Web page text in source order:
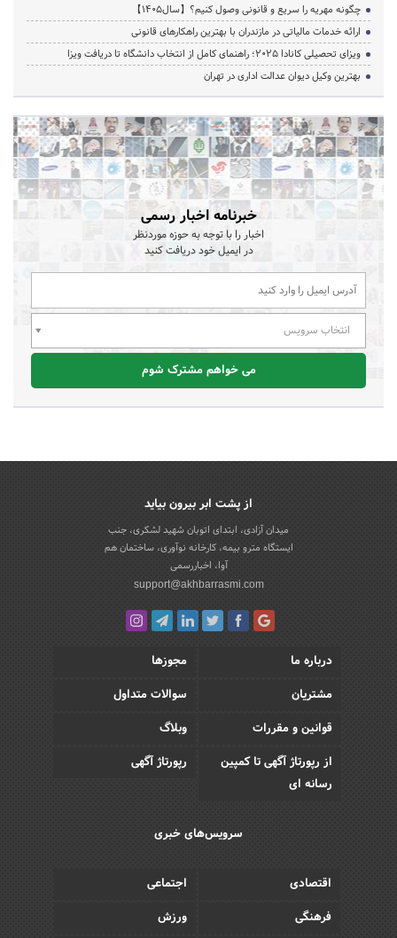
چگونه مهریه را سریع و قانونی وصول کنیم؟【سال1405】
ارائه خدمات مالیاتی در مازندران با بهترین راهکارهای قانونی
ویزای تحصیلی کانادا ۲۰۲۵؛ راهنمای کامل از انتخاب دانشگاه تا دریافت ویزا
بهترین وکیل دیوان عدالت اداری در تهران
خبرنامه اخبار رسمی
اخبار را با توجه به حوزه موردنظر
در ایمیل خود دریافت کنید
انتخاب سرویس
می خواهم مشترک شوم
از پشت ابر بیرون بیاید
میدان آزادی، ابتدای اتوبان شهید لشکری، جنب
ایستگاه مترو بیمه، کارخانه نوآوری، ساختمان هم
آوا، اخباررسمی
support@akhbarrasmi.com
درباره ما
مجوزها
مشتریان
سوالات متداول
قوانین و مقررات
وبلاگ
از رپورتاژ آگهی تا کمپین
رسانه ای
رپورتاژ آگهی
سرویس‌های خبری
اقتصادی
اجتماعی
فرهنگی
ورزش